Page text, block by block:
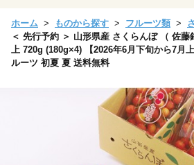
ホーム ものから探す フルーツ類
＜ 先行予約 ＞ 山形県産 さくらんぼ （ 佐
上 720g (180g×4) 【2026年6月下旬から7月
ルーツ 初夏 夏 送料無料